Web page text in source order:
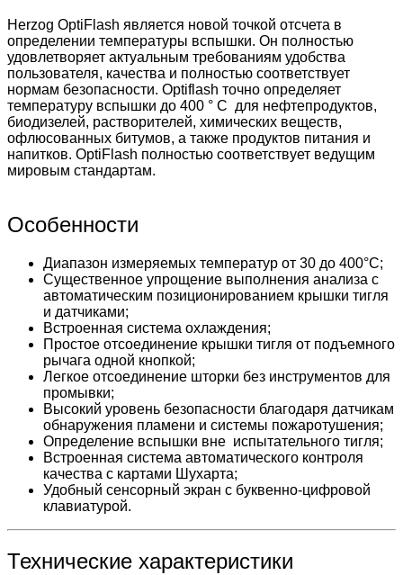
Herzog OptiFlash является новой точкой отсчета в
определении температуры вспышки. Он полностью
удовлетворяет актуальным требованиям удобства
пользователя, качества и полностью соответствует
нормам безопасности. Optiflash точно определяет
температуру вспышки до 400 ° С для нефтепродуктов,
биодизелей, растворителей, химических веществ,
офлюсованных битумов, а также продуктов питания и
напитков. OptiFlash полностью соответствует ведущим
мировым стандартам.
Особенности
Диапазон измеряемых температур от 30 до 400°C;
Существенное упрощение выполнения анализа с
автоматическим позиционированием крышки тигля
и датчиками;
Встроенная система охлаждения;
Простое отсоединение крышки тигля от подъемного
рычага одной кнопкой;
Легкое отсоединение шторки без инструментов для
промывки;
Высокий уровень безопасности благодаря датчикам
обнаружения пламени и системы пожаротушения;
Определение вспышки вне испытательного тигля;
Встроенная система автоматического контроля
качества с картами Шухарта;
Удобный сенсорный экран с буквенно-цифровой
клавиатурой.
Технические характеристики